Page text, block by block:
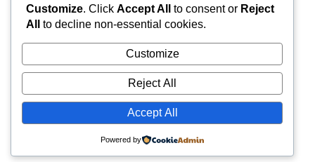
Customize. Click Accept All to consent or Reject
All
to decline non-essential cookies.
Customize
Reject All
Accept All
Powered by